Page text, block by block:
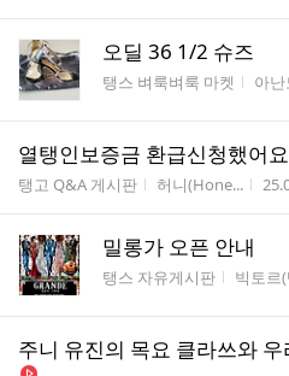
오딜 36 1/2 슈즈
게시판명
탱스 벼룩벼룩 마켓 작성
아난
열탱인보증금 환급신청했어
게시판명
탱고 Q&A 게시판 작성자
허니(Hone... 작
밀롱가 오픈 안내
게시판명
탱스 자유게시판 작성자
빅토르
주니 유진의 목요 클라쓰와